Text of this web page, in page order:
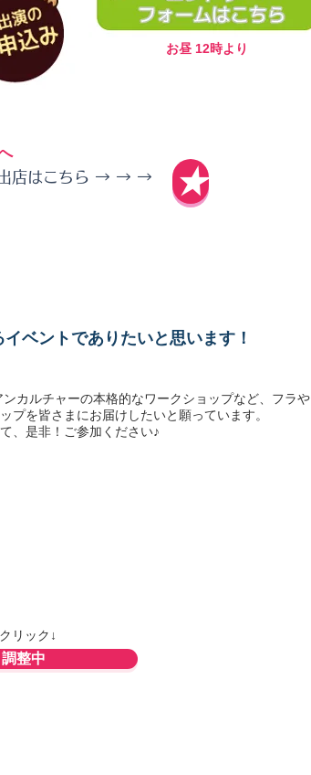
お昼 12時より
出店はこちら → → → ★
ベントでありたいと思います！
カルチャーの本格的なワークショップなど、フラや
プを皆さまにお届けしたいと願っています。
、是非！ご参加ください♪
リック↓
調整中